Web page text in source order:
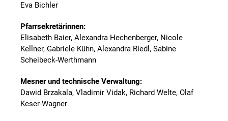
Eva Bichler
Pfarrsekretärinnen:
Elisabeth Baier, Alexandra Hechenberger, Nicole
Kellner, Gabriele Kühn, Alexandra Riedl, Sabine
Scheibeck-Werthmann
Mesner und technische Verwaltung:
Dawid Brzakala, Vladimir Vidak, Richard Welte, Olaf
Keser-Wagner